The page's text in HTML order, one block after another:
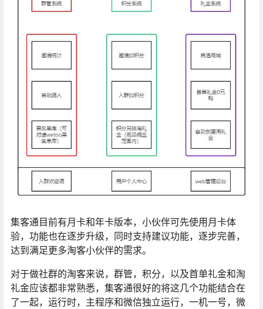
集客通目前有月卡和年卡版本，小伙伴可先使用月卡体
验，功能也在逐步升级，同时支持建议功能，逐步完善，
达到满足更多淘客小伙伴的需求。
对于做社群的淘客来说，群管，积分，以及首单礼金和淘
礼金应该都非常熟悉，集客通很好的将这几个功能结合在
了一起，运行时，主程序和微信独立运行，一机一号，微